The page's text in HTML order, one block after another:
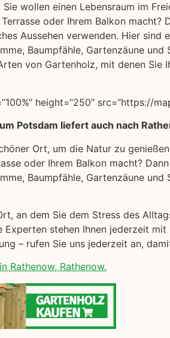
wollen einen Lebensraum im
oder Ihrem Balkon macht?
Aussehen verwenden. Hier sind
Baumpfähle, Gartenzäune
von Gartenholz, mit denen Sie
height=“250″ src=“https://
Potsdam liefert auch nach
Ort, um die Natur zu
oder Ihrem Balkon macht?
Baumpfähle, Gartenzäune
an dem Sie dem Stress des
Experten stehen Ihnen jederzeit
– rufen Sie uns jederzeit an,
Rathenow, Rathenow.